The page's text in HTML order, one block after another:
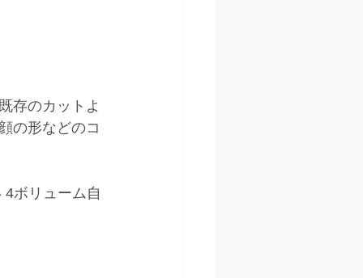
存のカットよ
の形などのコ
ボリューム自